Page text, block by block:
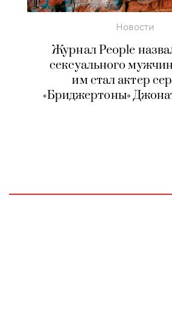
Новости
Журнал People
сексуального
им стал актер
«Бриджертоны»